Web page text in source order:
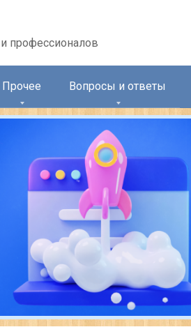
профессионалов
Прочее Вопросы и ответы